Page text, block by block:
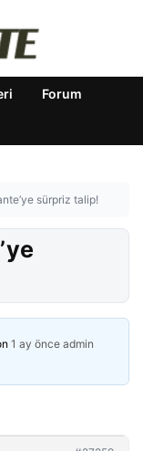
Forum
sürpriz talip!
1 ay önce admin